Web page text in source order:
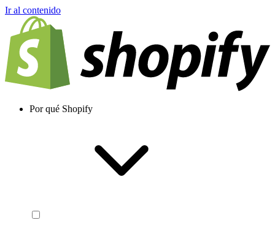
Ir al contenido
Por qué Shopify